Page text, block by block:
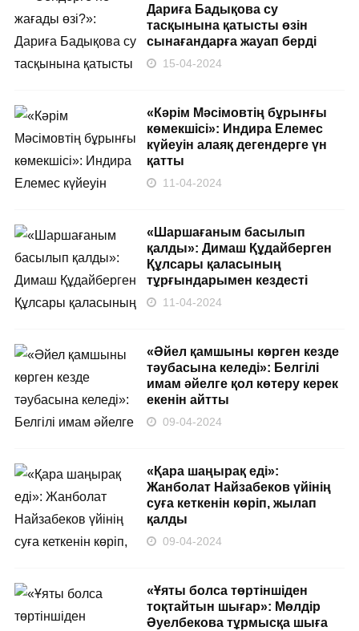
Дариға Бадықова су
тасқынына қатысты өзін
сынағандарға жауап берді
15-04-2024
«Кәрім Мәсімовтің бұрынғы
көмекшісі»: Индира Елемес
күйеуін алаяқ дегендерге үн
қатты
11-04-2024
«Шаршағаным басылып
қалды»: Димаш Құдайберген
Құлсары қаласының
тұрғындарымен кездесті
11-04-2024
«Әйел қамшыны көрген кезде
тәубасына келеді»: Белгілі
имам әйелге қол көтеру керек
екенін айтты
09-04-2024
«Қара шаңырақ еді»:
Жанболат Найзабеков үйінің
суға кеткенін көріп, жылап
қалды
09-04-2024
«Ұяты болса төртіншіден
тоқтайтын шығар»: Мөлдір
Әуелбекова тұрмысқа шыға